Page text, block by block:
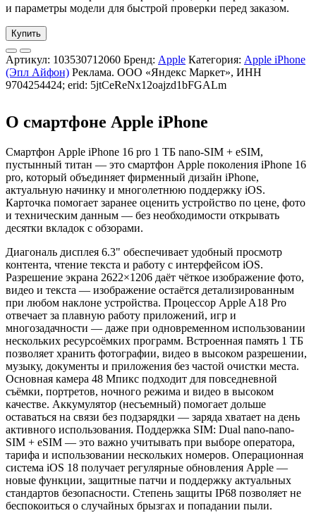
и параметры модели для быстрой проверки перед заказом.
Купить
Артикул: 103530712060 Бренд: Apple Категория: Apple iPhone
(Эпл Айфон) Реклама. ООО «Яндекс Маркет», ИНН
9704254424; erid: 5jtCeReNx12oajzd1bFGALm
О смартфоне Apple iPhone
Смартфон Apple iPhone 16 pro 1 ТБ nano-SIM + eSIM,
пустынный титан — это смартфон Apple поколения iPhone 16
pro, который объединяет фирменный дизайн iPhone,
актуальную начинку и многолетнюю поддержку iOS.
Карточка помогает заранее оценить устройство по цене, фото
и техническим данным — без необходимости открывать
десятки вкладок с обзорами.
Диагональ дисплея 6.3" обеспечивает удобный просмотр
контента, чтение текста и работу с интерфейсом iOS.
Разрешение экрана 2622×1206 даёт чёткое изображение фото,
видео и текста — изображение остаётся детализированным
при любом наклоне устройства. Процессор Apple A18 Pro
отвечает за плавную работу приложений, игр и
многозадачности — даже при одновременном использовании
нескольких ресурсоёмких программ. Встроенная память 1 ТБ
позволяет хранить фотографии, видео в высоком разрешении,
музыку, документы и приложения без частой очистки места.
Основная камера 48 Мпикс подходит для повседневной
съёмки, портретов, ночного режима и видео в высоком
качестве. Аккумулятор (несъемный) помогает дольше
оставаться на связи без подзарядки — заряда хватает на день
активного использования. Поддержка SIM: Dual nano-nano-
SIM + eSIM — это важно учитывать при выборе оператора,
тарифа и использовании нескольких номеров. Операционная
система iOS 18 получает регулярные обновления Apple —
новые функции, защитные патчи и поддержку актуальных
стандартов безопасности. Степень защиты IP68 позволяет не
беспокоиться о случайных брызгах и попадании пыли.